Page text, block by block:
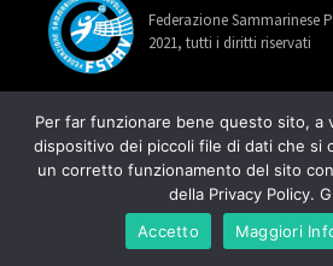
Federazione Sammarinese
2021, tutti i diritti riservati
+378 0549 885678
Via Rancaglia 22, 47899
Per far funzionare bene questo sito, a
dispositivo dei piccoli file di dati che si
un corretto funzionamento del sito
della Privacy Policy.
Accetto
Maggiori